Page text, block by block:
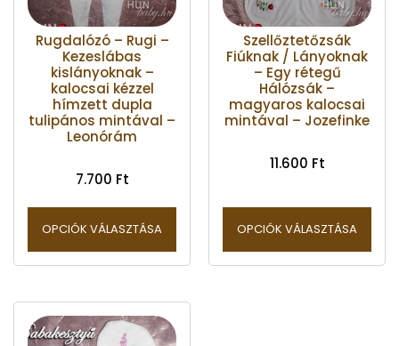
Rugdalózó – Rugi –
Kezeslábas
kislányoknak –
kalocsai kézzel
hímzett dupla
tulipános mintával –
Leonórám
7.700 Ft
OPCIÓK VÁLASZTÁSA
Szellőztetőzsák
Fiúknak / Lányoknak
– Egy rétegű
Hálózsák –
magyaros kalocsai
mintával – Jozefinke
11.600 Ft
OPCIÓK VÁLASZTÁSA